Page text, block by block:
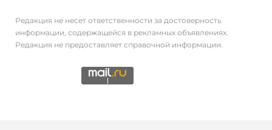
Редакция не несет ответственности за достоверность
информации, содержащейся в рекламных объявлениях.
Редакция не предоставляет справочной информации.